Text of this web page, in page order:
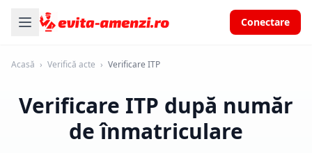
Conectare
Acasă › Verifică acte › Verificare ITP
Verificare ITP după număr
de înmatriculare